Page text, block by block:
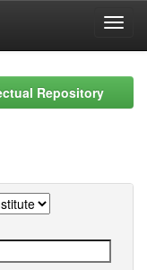
Repository